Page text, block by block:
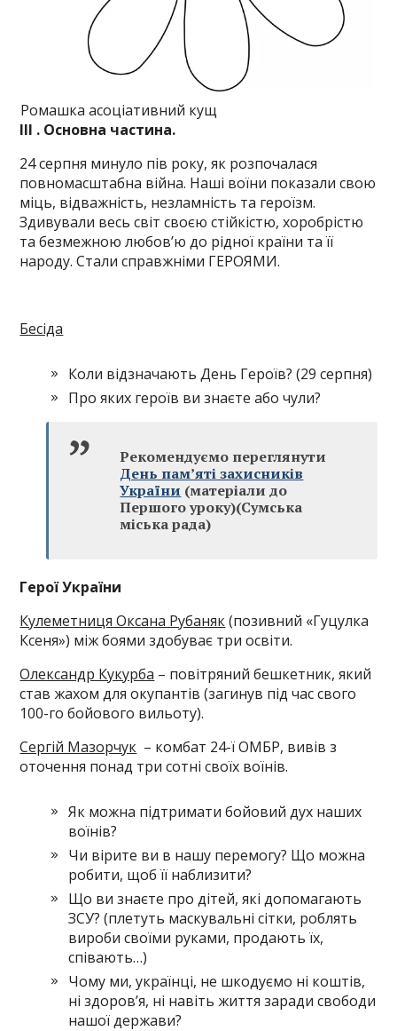
Ромашка асоціативний кущ
ІІІ . Основна частина.
24 серпня минуло пів року, як розпочалася
повномасштабна війна. Наші воїни показали свою
міць, відважність, незламність та героїзм.
Здивували весь світ своєю стійкістю, хоробрістю
та безмежною любов’ю до рідної країни та її
народу. Стали справжніми ГЕРОЯМИ.
Бесіда
Коли відзначають День Героїв? (29 серпня)
Про яких героїв ви знаєте або чули?
Рекомендуємо переглянути
День пам’яті захисників
України (матеріали до
Першого уроку)(Сумська
міська рада)
Герої України
Кулеметниця Оксана Рубаняк(позивний «Гуцулка
Ксеня») між боями здобуває три освіти.
Олександр Кукурба – повітряний бешкетник, який
став жахом для окупантів (загинув під час свого
100-го бойового вильоту).
Сергій Мазорчук – комбат 24-ї ОМБР, вивів з
оточення понад три сотні своїх воїнів.
Як можна підтримати бойовий дух наших
воїнів?
Чи вірите ви в нашу перемогу? Що можна
робити, щоб її наблизити?
Що ви знаєте про дітей, які допомагають
ЗСУ? (плетуть маскувальні сітки, роблять
вироби своїми руками, продають їх,
співають…)
Чому ми, українці, не шкодуємо ні коштів,
ні здоров’я, ні навіть життя заради свободи
нашої держави?